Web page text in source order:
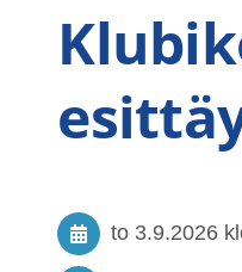
to 3.9.2026